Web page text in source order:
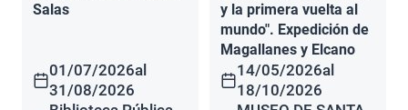
Salas
01/07/2026al
31/08/2026
y la primera vuelta al
mundo". Expedición de
Magallanes y Elcano
14/05/2026al
18/10/2026